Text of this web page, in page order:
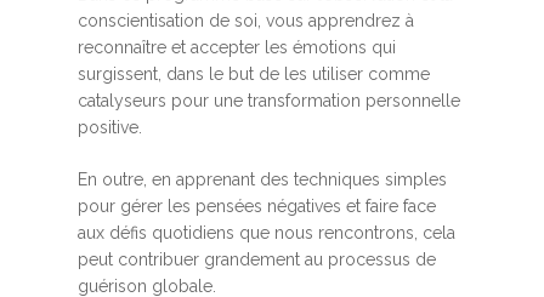
conscientisation de soi, vous apprendrez à
reconnaître et accepter les émotions qui
surgissent, dans le but de les utiliser comme
catalyseurs pour une transformation personnelle
positive.
En outre, en apprenant des techniques simples
pour gérer les pensées négatives et faire face
aux défis quotidiens que nous rencontrons, cela
peut contribuer grandement au processus de
guérison globale.